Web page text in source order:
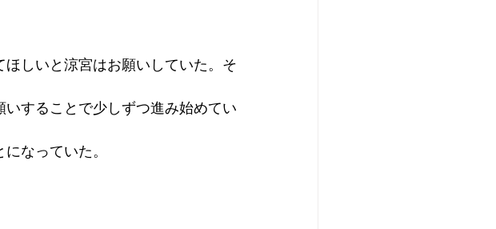
しいと涼宮はお願いしていた。そ
することで少しずつ進み始めてい
なっていた。